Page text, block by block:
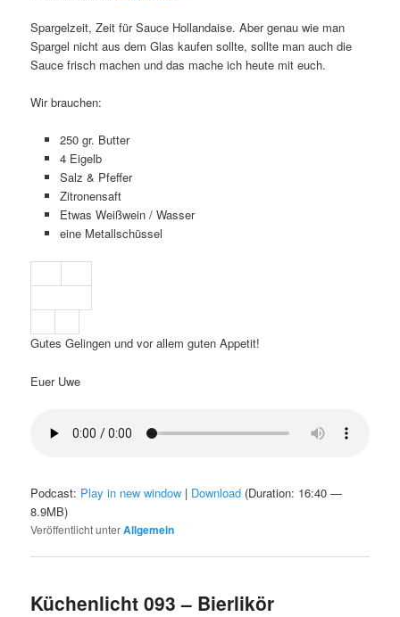
Spargelzeit, Zeit für Sauce Hollandaise. Aber genau wie man
Spargel nicht aus dem Glas kaufen sollte, sollte man auch die
Sauce frisch machen und das mache ich heute mit euch.
Wir brauchen:
250 gr. Butter
4 Eigelb
Salz & Pfeffer
Zitronensaft
Etwas Weißwein / Wasser
eine Metallschüssel
Gutes Gelingen und vor allem guten Appetit!
Euer Uwe
Podcast: Play in new window | Download (Duration: 16:40 —
8.9MB)
Veröffentlicht unterAllgemein
Küchenlicht 093 – Bierlikör